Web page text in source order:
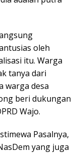
oleh
itu. Warga
tanya dari
warga desa
beri dukungan
Wajo.
Pasalnya,
yang juga